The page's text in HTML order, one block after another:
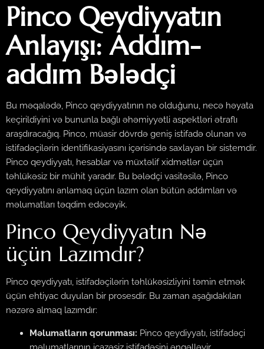
Pinco Qeydiyyatın
Anlayışı: Addım-
addım Bələdçi
Bu məqalədə, Pinco qeydiyyatının nə olduğunu, necə həyata
keçirildiyini və bununla bağlı əhəmiyyətli aspektləri ətraflı
araşdıracağıq. Pinco, müasir dövrdə geniş istifadə olunan və
istifadəçilərin identifikasiyasını içərisində saxlayan bir sistemdir.
Pinco qeydiyyatı, hesablar və müxtəlif xidmətlər üçün
təhlükəsiz bir mühit yaradır. Bu bələdçi vasitəsilə, Pinco
qeydiyyatını anlamaq üçün lazım olan bütün addımları və
məlumatları təqdim edəcəyik.
Pinco Qeydiyyatın Nə
üçün Lazımdır?
Pinco qeydiyyatı, istifadəçilərin təhlükəsizliyini təmin etmək
üçün ehtiyac duyulan bir prosesdir. Bu zaman aşağıdakıları
nəzərə almaq lazımdır:
Məlumatların qorunması: Pinco qeydiyyatı, istifadəçi